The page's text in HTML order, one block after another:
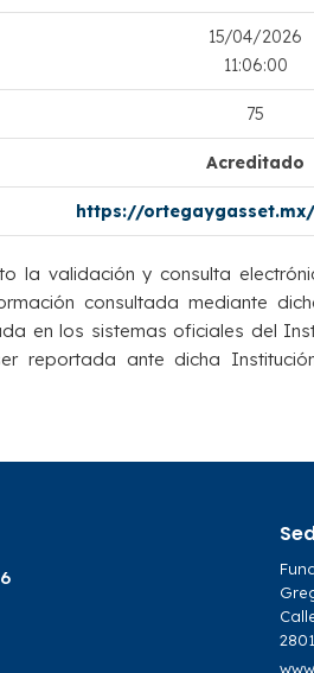
15/04/2026
11:06:00
75
Acreditado
https://
la validación y consulta
consultada mediante
en los sistemas oficiales del
reportada ante dicha